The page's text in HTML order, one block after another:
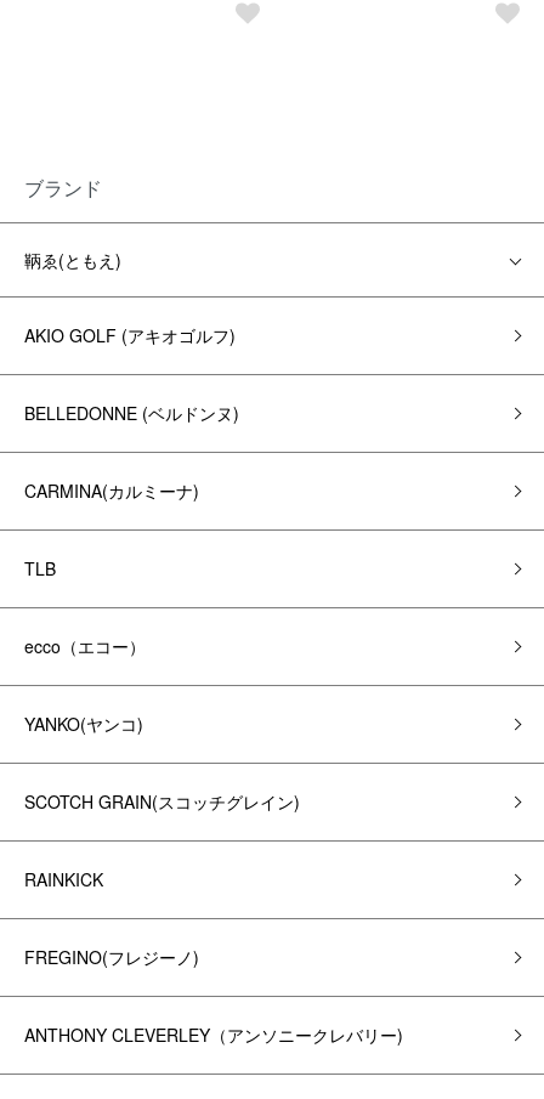
ブランド
鞆ゑ(ともえ)
AKIO GOLF (アキオゴルフ)
BELLEDONNE (ベルドンヌ)
CARMINA(カルミーナ)
TLB
ecco（エコー）
YANKO(ヤンコ)
SCOTCH GRAIN(スコッチグレイン)
RAINKICK
FREGINO(フレジーノ)
ANTHONY CLEVERLEY（アンソニークレバリー)